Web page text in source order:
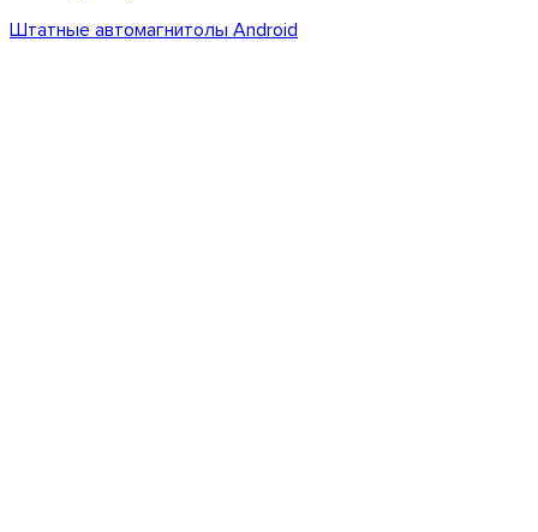
Штатные автомагнитолы Android